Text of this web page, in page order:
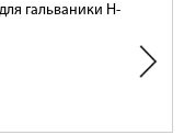
гальваники H-